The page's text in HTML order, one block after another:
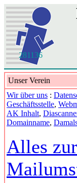
281136
Unser Verein
Wir über uns :
Geschäftsstelle,
AK Inhalt,
Domainname,
Alles